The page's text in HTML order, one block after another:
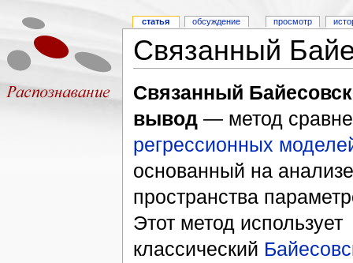
Связанный
Cвязанный
вывод— метод
регрессионных
основанный на
пространства
Этот метод использует
классический
статья обсуждение просмотр